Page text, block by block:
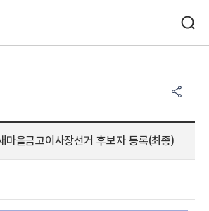
마을금고이사장선거 후보자 등록(최종)